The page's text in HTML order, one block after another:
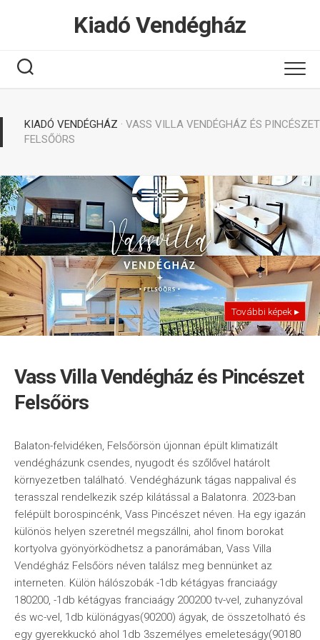
Kiadó Vendégház
KIADÓ VENDÉGHÁZ · VASS VILLA VENDÉGHÁZ ÉS PINCÉSZET
FELSŐÖRS
További képek ▸
Vass Villa Vendégház és Pincészet
Felsőörs
Balaton-felvidéken, Felsőörsön újonnan épült klimatizált
vendégházunk csendes, nyugodt és szőlővel határolt
környezetben található. Vendégházunk tágas nappalival és
terasszal rendelkezik szép kilátással a Balatonra. 2023-ban
felépült borospincénk, Vass Pincészet néven. Ha egy igazán
különös helyen szeretnél megszállni, ahol finom borokat
kortyolva gyönyörködhetsz a panorámában, Vass Villa
Vendégház Felsőörs néven találsz meg bennünket az
interneten. Külön hálószobák -1db kétágyas franciaágy
180200, -1db kétágyas franciaágy 200200 tv-vel, zuhanyzóval
és wc-vel, 1db különágyas(90200) ágyak, de összetolható és
egy gyerekkuckó ahol 1db 3személyes emeleteságy(90180